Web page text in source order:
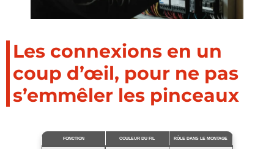
Les connexions en un
coup d’œil, pour ne pas
s’emmêler les pinceaux
FONCTION COULEUR DU FIL RÔLE DANS LE MONTAGE